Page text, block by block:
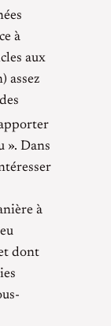
à
aux
assez
». Dans
à
dont